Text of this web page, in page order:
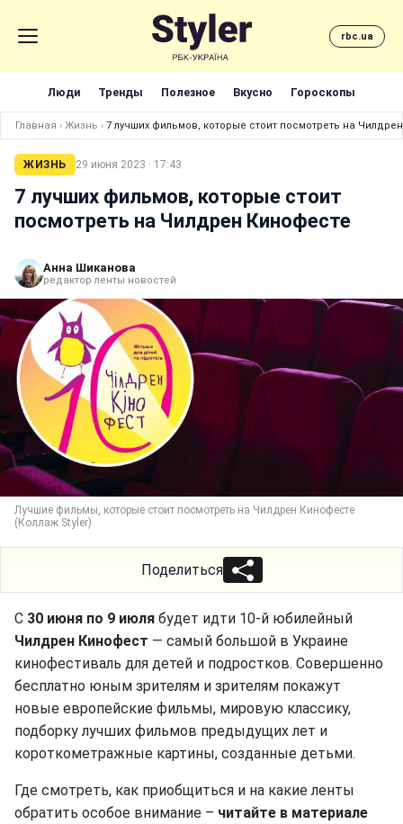
rbc.ua
Люди Тренды Полезное Вкусно Гороскопы
Главная › Жизнь › 7 лучших фильмов, которые стоит посмотреть на
ЖИЗНЬ 29 июня 2023 · 17:43
7 лучших фильмов, которые стоит
посмотреть на Чилдрен Кинофесте
Анна Шиканова
редактор ленты новостей
Лучшие фильмы, которые стоит посмотреть на Чилдрен Кинофесте
(Коллаж Styler)
Поделиться
С 30 июня по 9 июля будет идти 10-й юбилейный
Чилдрен Кинофест — самый большой в Украине
кинофестиваль для детей и подростков. Совершенно
бесплатно юным зрителям и зрителям покажут
новые европейские фильмы, мировую классику,
подборку лучших фильмов предыдущих лет и
короткометражные картины, созданные детьми.
Где смотреть, как приобщиться и на какие ленты
обратить особое внимание – читайте в материале